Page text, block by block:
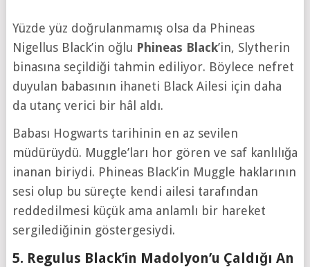
Yüzde yüz doğrulanmamış olsa da Phineas
Nigellus Black’in oğlu Phineas Black’in, Slytherin
binasına seçildiği tahmin ediliyor. Böylece nefret
duyulan babasının ihaneti Black Ailesi için daha
da utanç verici bir hâl aldı.
Babası Hogwarts tarihinin en az sevilen
müdürüydü. Muggle’ları hor gören ve saf kanlılığa
inanan biriydi. Phineas Black’in Muggle haklarının
sesi olup bu süreçte kendi ailesi tarafından
reddedilmesi küçük ama anlamlı bir hareket
sergilediğinin göstergesiydi.
5. Regulus Black’in Madolyon’u Çaldığı An